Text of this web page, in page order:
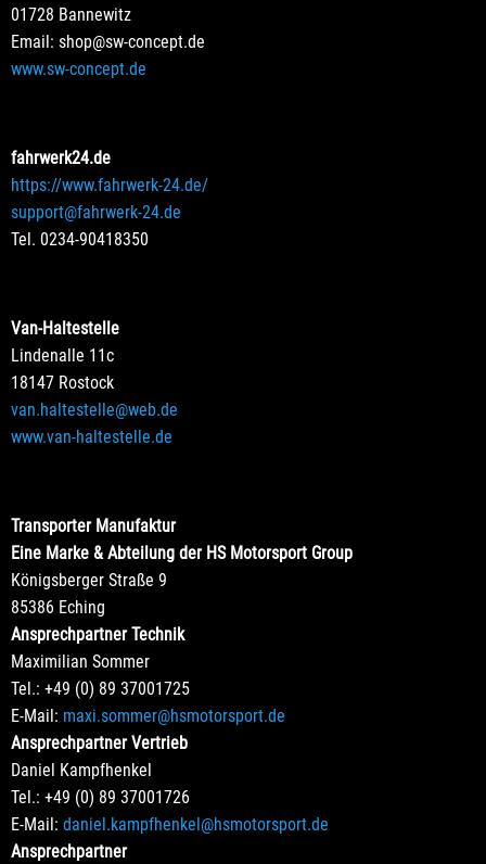
01728 Bannewitz
Email: shop@sw-concept.de
www.sw-concept.de
fahrwerk24.de
https://www.fahrwerk-24.de/
support@fahrwerk-24.de
Tel. 0234-90418350
Van-Haltestelle
Lindenalle 11c
18147 Rostock
van.haltestelle@web.de
www.van-haltestelle.de
Transporter Manufaktur
Eine Marke & Abteilung der HS Motorsport Group
Königsberger Straße 9
85386 Eching
Ansprechpartner Technik
Maximilian Sommer
Tel.: +49 (0) 89 37001725
E-Mail: maxi.sommer@hsmotorsport.de
Ansprechpartner Vertrieb
Daniel Kampfhenkel
Tel.: +49 (0) 89 37001726
E-Mail: daniel.kampfhenkel@hsmotorsport.de
Ansprechpartner